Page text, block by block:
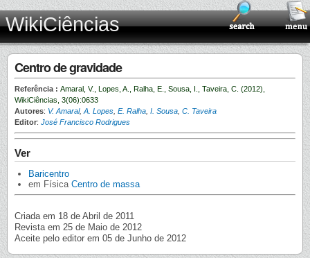
WikiCiências
Centro de gravidade
Referência : Amaral, V., Lopes, A., Ralha, E., Sousa, I., Taveira, C. (2012),
WikiCiências, 3(06):0633
Autores: V. Amaral, A. Lopes E. Ralha I. Sousa C. Taveira
Editor: José Francisco Rodrigues
Ver
Baricentro
em Física Centro de massa
Criada em 18 de Abril de 2011
Revista em 25 de Maio de 2012
Aceite pelo editor em 05 de Junho de 2012